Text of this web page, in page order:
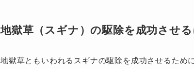
地獄草（スギナ）の駆除を成功させ
地獄草ともいわれるスギナの駆除を成功させるため